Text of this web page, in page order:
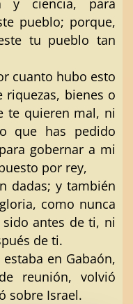
pueblo; porque,
tu pueblo tan
cuanto hubo esto
bienes o
te quieren mal, ni
que has pedido
gobernar a mi
por rey,
dadas; y también
como nunca
antes de ti, ni
de ti.
en Gabaón,
reunión, volvió
sobre Israel.